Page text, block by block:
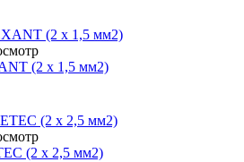
(2 х 1,5 мм2)
(2 х 2,5 мм2)